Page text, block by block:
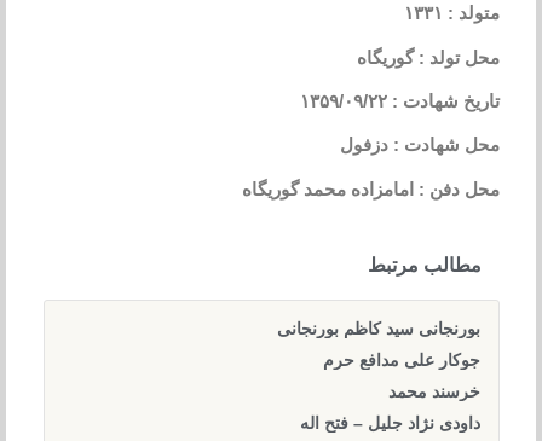
متولد : ۱۳۳۱
محل تولد : گوریگاه
تاریخ شهادت : ۱۳۵۹/۰۹/۲۲
محل شهادت : دزفول
محل دفن : امامزاده محمد گوریگاه
مطالب مرتبط
بورنجانی سید کاظم بورنجانی
جوکار علی مدافع حرم
خرسند محمد
داودی نژاد جلیل – فتح اله